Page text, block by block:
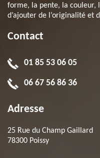
forme, la pente, la couleur,
d’ajouter de l’originalité et
Contact
01 85 53 06 05
06 67 56 86 36
Adresse
25 Rue du Champ Gaillard
78300 Poissy